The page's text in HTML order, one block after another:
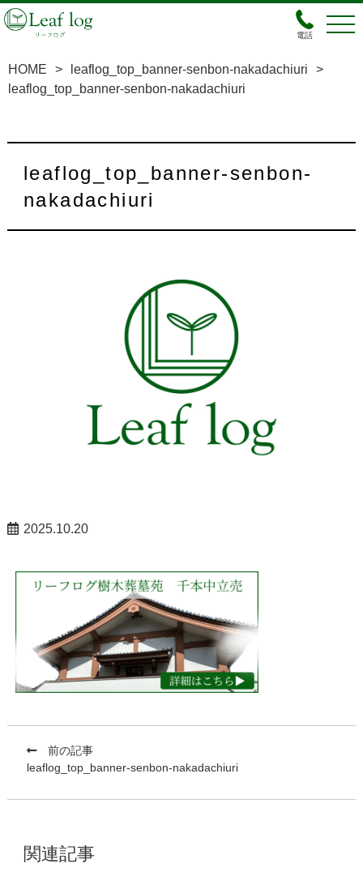
電話
HOME > leaflog_top_banner-senbon-nakadachiuri
>
leaflog_top_banner-senbon-nakadachiuri
leaflog_top_banner-senbon-
nakadachiuri
2025.10.20
前の記事
leaflog_top_banner-senbon-nakadachiuri
関連記事